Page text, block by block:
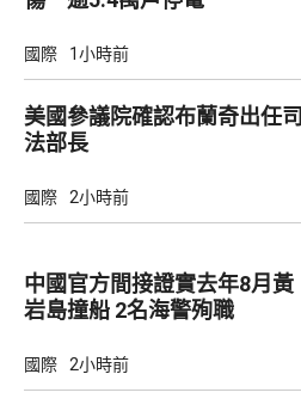
國際 1小時前
美國參議院確認布蘭奇出任司
法部長
國際 2小時前
中國官方間接證實去年8月黃
岩島撞船 2名海警殉職
國際 2小時前